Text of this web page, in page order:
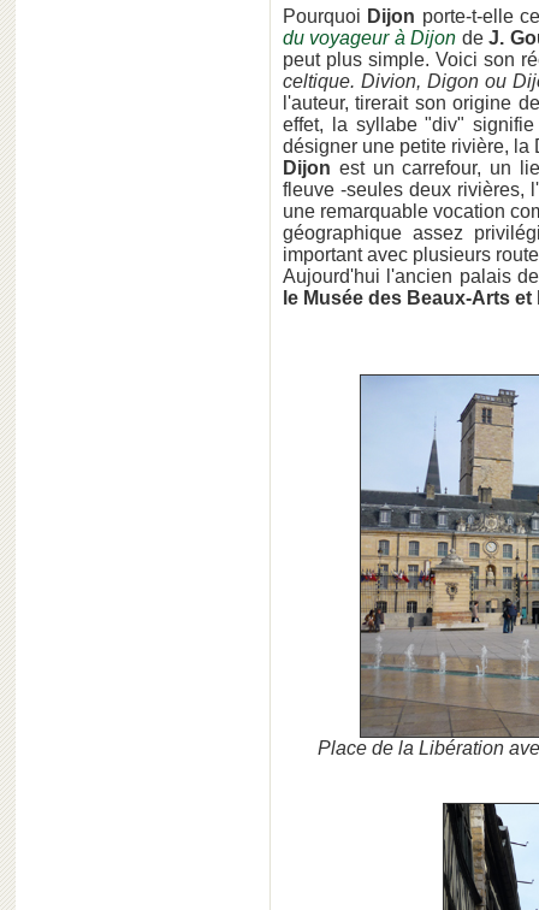
Pourquoi Dijon porte-t-elle
du voyageur à Dijon deJ.
peut plus simple. Voici son
celtique. Divion, Digon ou
l'auteur, tirerait son origine
effet, la syllabe "div"
désigner une petite rivière,
Dijon est un carrefour, un
fleuve -seules deux rivières,
une remarquable vocation
géographique assez
important avec plusieurs
Aujourd'hui l'ancien palais
le Musée des Beaux-Arts
Place de la Libération